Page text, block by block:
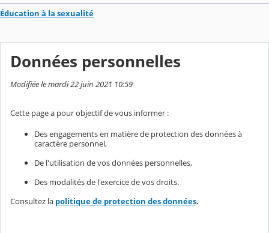
Éducation à la sexualité
Données personnelles
Modifiée le mardi 22 juin 2021 10:59
Cette page a pour objectif de vous informer :
Des engagements en matière de protection des données à
caractère personnel,
De l'utilisation de vos données personnelles,
Des modalités de l'exercice de vos droits.
Consultez la politique de protection des données.